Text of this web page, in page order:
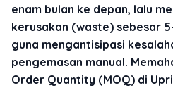
enam bulan ke depan, lalu
kerusakan (waste) sebesar
guna mengantisipasi
pengemasan manual.
Order Quantity (MOQ) di